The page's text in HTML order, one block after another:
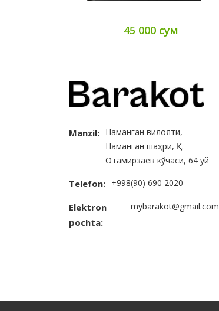
45 000 сум
Manzil: Наманган вилояти,
Наманган шаҳри, Қ.
Отамирзаев кўчаси, 64 уй
Telefon: +998(90) 690 2020
Elektron
pochta:
mybarakot@gmail.com